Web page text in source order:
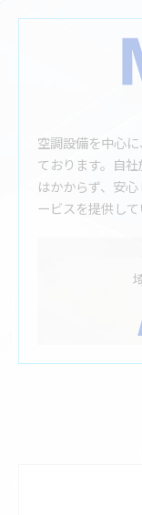
空調設備を中心
ております。自
はかからず、安
ービスを提供して